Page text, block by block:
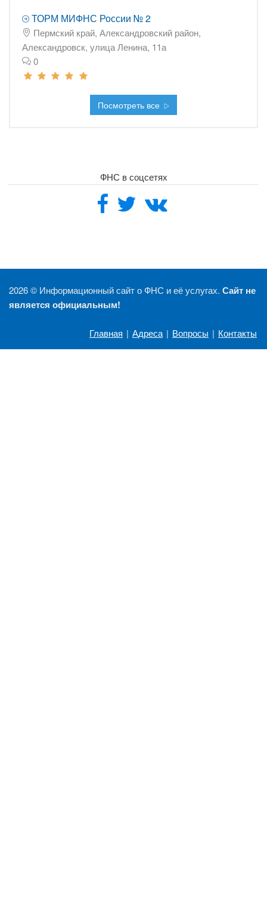
ТОРМ МИФНС России № 2
Пермский край, Александровский район,
Александровск, улица Ленина, 11а
0
Посмотреть все
ФНС в соцсетях
2026 © Информационный сайт о ФНС и её услугах. Сайт не
является официальным!
Главная | Адреса | Вопросы | Контакты